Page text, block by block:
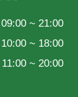
09:00 ~ 21:00
10:00 ~ 18:00
11:00 ~ 20:00